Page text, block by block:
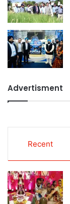
Advertisment
Recent